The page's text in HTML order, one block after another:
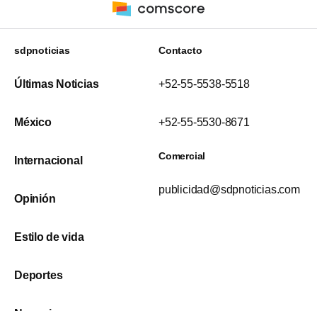
sdpnoticias
Últimas Noticias
México
Internacional
Opinión
Estilo de vida
Deportes
Contacto
+52-55-5538-5518
+52-55-5530-8671
Comercial
publicidad@sdpnoticias.com